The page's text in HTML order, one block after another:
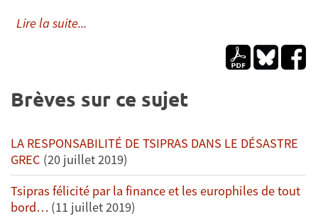
Lire la suite...
Brèves sur ce sujet
LA RESPONSABILITÉ DE TSIPRAS DANS LE DÉSASTRE
GREC (20 juillet 2019)
Tsipras félicité par la finance et les europhiles de tout
bord… (11 juillet 2019)